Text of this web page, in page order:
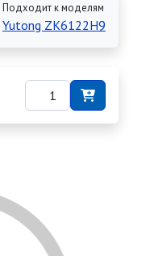
Подходит к моделям
Yutong ZK6122H9